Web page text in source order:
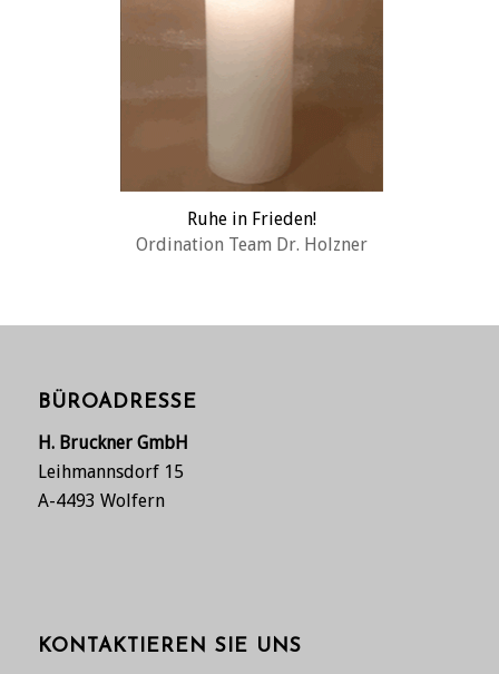
Ruhe in Frieden!
Ordination Team Dr. Holzner
BÜROADRESSE
H. Bruckner GmbH
Leihmannsdorf 15
A-4493 Wolfern
KONTAKTIEREN SIE UNS